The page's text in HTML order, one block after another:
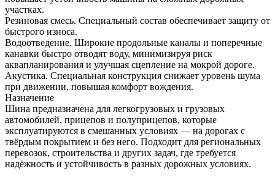
участках.
Резиновая смесь. Специальный состав обеспечивает защиту от
быстрого износа.
Водоотведение. Широкие продольные каналы и поперечные
канавки быстро отводят воду, минимизируя риск
аквапланирования и улучшая сцепление на мокрой дороге.
Акустика. Специальная конструкция снижает уровень шума
при движении, повышая комфорт вождения.
Назначение
Шина предназначена для легкогрузовых и грузовых
автомобилей, прицепов и полуприцепов, которые
эксплуатируются в смешанных условиях — на дорогах с
твёрдым покрытием и без него. Подходит для региональных
перевозок, строительства и других задач, где требуется
надёжность и устойчивость в разных дорожных условиях.